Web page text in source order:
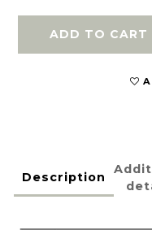
ADD TO CART
Description